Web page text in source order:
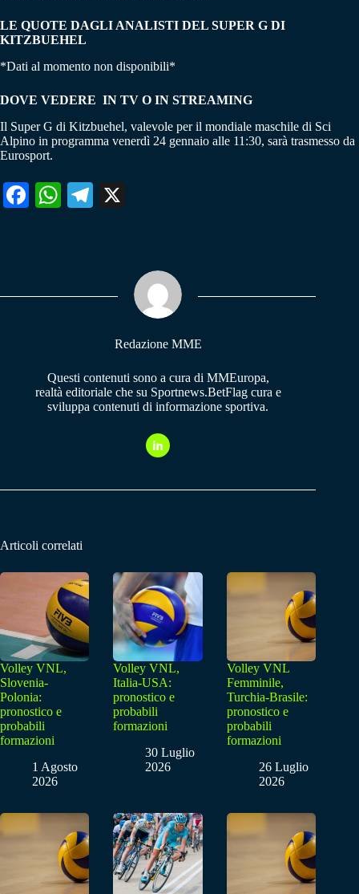
LE QUOTE DAGLI ANALISTI DEL SUPER G DI
KITZBUEHEL
*Dati al momento non disponibili*
DOVE VEDERE IN TV O IN STREAMING
Il Super G di Kitzbuehel, valevole per il mondiale maschile di Sci
Alpino in programma venerdì 24 gennaio alle 11:30, sarà trasmesso da
Eurosport.
Fa W
pp
Te
m
Redazione MME
Questi contenuti sono a cura di MMEuropa,
realtà editoriale che su Sportnews.BetFlag cura e
sviluppa contenuti di informazione sportiva.
Articoli correlati
Volley VNL,
Slovenia-
Polonia:
pronostico e
probabili
formazioni
1 Agosto
2026
Volley VNL,
Italia-USA:
pronostico e
probabili
formazioni
30 Luglio
2026
Volley VNL
Femminile,
Turchia-Brasile:
pronostico e
probabili
formazioni
26 Luglio
2026